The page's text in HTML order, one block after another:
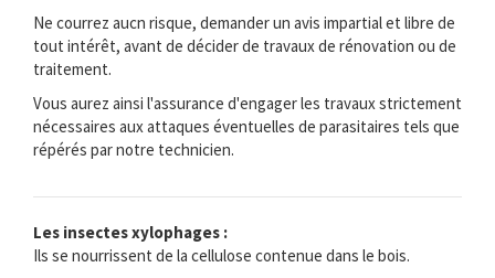
Ne courrez aucn risque, demander un avis impartial et libre de
tout intérêt, avant de décider de travaux de rénovation ou de
traitement.
Vous aurez ainsi l'assurance d'engager les travaux strictement
nécessaires aux attaques éventuelles de parasitaires tels que
répérés par notre technicien.
Les insectes xylophages :
Ils se nourrissent de la cellulose contenue dans le bois.